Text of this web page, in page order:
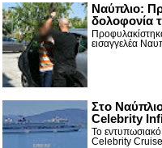
Ναύπλιο:
δολοφονία
εισαγγελέα
Στο
Celebrity
Το
Celebrity